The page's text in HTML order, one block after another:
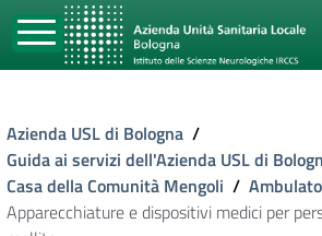
Azienda USL di Bologna /
Guida ai servizi dell'Azienda USL di
Casa della Comunità Mengoli /
Apparecchiature e dispositivi medici per